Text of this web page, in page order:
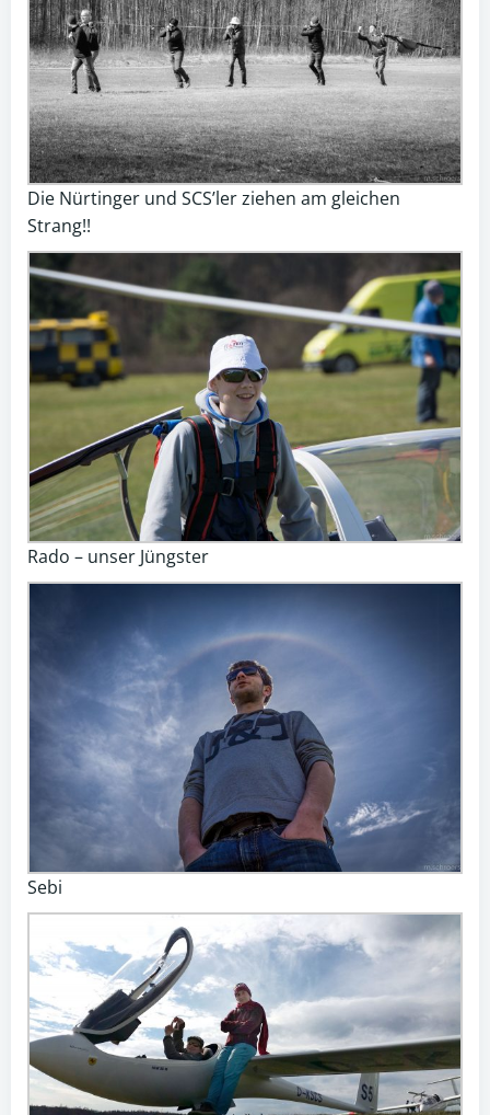
Die Nürtinger und SCS’ler ziehen am gleichen
Strang!!
Rado – unser Jüngster
Sebi